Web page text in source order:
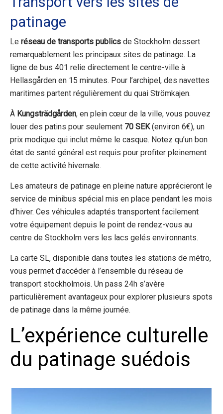
patinage
Le réseau de transports publics de Stockholm dessert
remarquablement les principaux sites de patinage. La
ligne de bus 401 relie directement le centre-ville à
Hellasgården en 15 minutes. Pour l’archipel, des navettes
maritimes partent régulièrement du quai Strömkajen.
À Kungsträdgården, en plein cœur de la ville, vous pouvez
louer des patins pour seulement 70 SEK(environ 6€), un
prix modique qui inclut même le casque. Notez qu’un bon
état de santé général est requis pour profiter pleinement
de cette activité hivernale.
Les amateurs de patinage en pleine nature apprécieront le
service de minibus spécial mis en place pendant les mois
d’hiver. Ces véhicules adaptés transportent facilement
votre équipement depuis le point de rendez-vous au
centre de Stockholm vers les lacs gelés environnants.
La carte SL, disponible dans toutes les stations de métro,
vous permet d’accéder à l’ensemble du réseau de
transport stockholmois. Un pass 24h s’avère
particulièrement avantageux pour explorer plusieurs spots
de patinage dans la même journée.
L’expérience culturelle
du patinage suédois